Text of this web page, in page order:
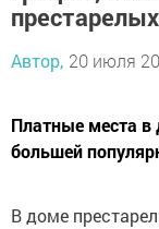
престарелых
Автор, 20 июля
Платные места в
большей
В доме